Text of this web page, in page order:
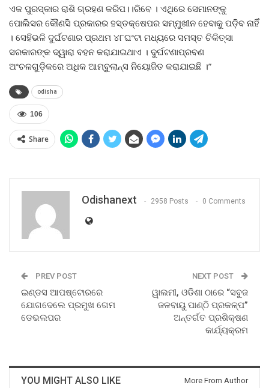
ଏକ ପୁରସ୍କାର ରାଶି ଗ୍ରହଣ କରିପ।।ରିବେ । ଏଥିରେ ସେମାନଙ୍କୁ
ପୋଲିସର କୌଣସି ପ୍ରକାରର ହସ୍ତକ୍ଷେପର ସମ୍ମୁଖୀନ ହେବାକୁ ପଡ଼ିବ ନାହିଁ
। ସେହିଭଳି ଦୁର୍ଘଟଣାର ପ୍ରଥମ ୪୮ଘଂଟା ମଧ୍ୟରେ ସମସ୍ତ ଚିକିତ୍ସା
ସରକାରଙ୍କ ଦ୍ୱାରା ବହନ କରାଯାଇଥାଏ । ଦୁର୍ଘଟଣାପ୍ରବଣ
ଅଂଚଳଗୁଡ଼ିକରେ ଅଧିକ ଆମ୍ବୁଲାନ୍ସ ନିୟୋଜିତ କରାଯାଇଛି ।”
odisha
106
Share
Odishanext 2958 Posts 0 Comments
PREV POST
ଇଣ୍ଡସ ଆପଷ୍ଟୋରରେ
ଯୋଗଦେଲେ ପ୍ରମୁଖ ଗେମ
ଡେଭଲପର
NEXT POST
ୱାଲମୀ, ଓଡିଶା ଠାରେ “ସବୁଜ
ଜଳବାୟୁ ପାଣ୍ଠି ପ୍ରକଳ୍ପ”
ଅନ୍ତର୍ଗତ ପ୍ରଶିକ୍ଷଣ
କାର୍ଯ୍ୟକ୍ରମ
YOU MIGHT ALSO LIKE More From Author